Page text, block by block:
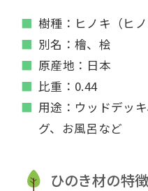
樹種：ヒノキ（ヒノ
別名：檜、桧
原産地：日本
比重：0.44
用途：ウッドデッ
グ、お風呂など
ひのき材の特徴